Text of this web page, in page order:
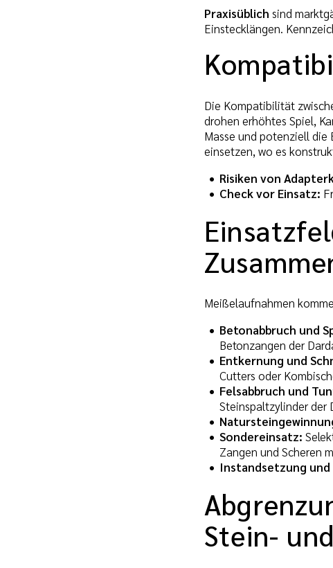
Praxisüblich sind
Einstecklängen.
Die Kompatibilität
drohen erhöhtes Spiel,
Masse und potenziell die
einsetzen, wo es
Risiken von
Check vor Einsatz:
Meißelaufnahmen
Betonabbruch und
Betonzangen der
Entkernung und
Cutters oder
Felsabbruch und
Steinspaltzylinder der
Sondereinsatz:
Zangen und Scheren
Instandsetzung und
Stein-